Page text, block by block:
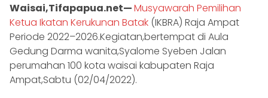
Waisai,Tifapapua.net—Musyawarah Pemilihan
Ketua Ikatan Kerukunan Batak (IKBRA) Raja Ampat
Periode 2022–2026.Kegiatan,bertempat di Aula
Gedung Darma wanita,Syalome Syeben Jalan
perumahan 100 kota waisai kabupaten Raja
Ampat,Sabtu (02/04/2022).